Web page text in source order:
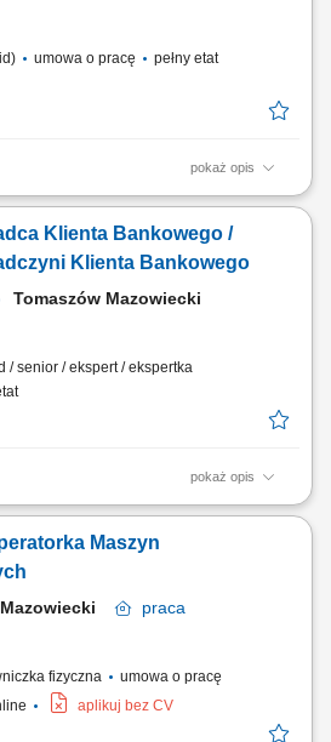
umowa o pracę
pełny etat
pokaż opis
indywidualnych oraz sektora MŚP i
i realizacja wyznaczonych celów
długofalowych relacji z klientami oraz
Klienta Bankowego /
Klienta Bankowego
Tomaszów Mazowiecki
/ senior / ekspert / ekspertka
pokaż opis
klientów indywidualnych oraz sektora MŚP
długoterminowych relacji
i usług bankowych, w tym funduszy
Maszyn
Mazowiecki
praca
fizyczna
umowa o pracę
aplikuj bez CV